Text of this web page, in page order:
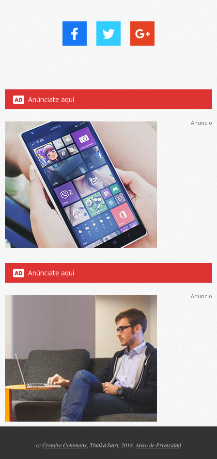
Anúnciate aquí
Anuncio
Anúnciate aquí
Anuncio
cc Creative Commons , Think&Start, 2018. Aviso de Privacidad